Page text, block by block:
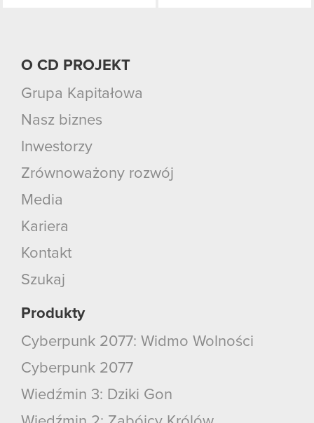
O CD PROJEKT
Grupa Kapitałowa
Nasz biznes
Inwestorzy
Zrównoważony rozwój
Media
Kariera
Kontakt
Szukaj
Produkty
Cyberpunk 2077: Widmo Wolności
Cyberpunk 2077
Wiedźmin 3: Dziki Gon